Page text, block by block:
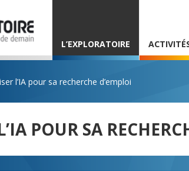
L’EXPLORATOIRE
l’IA pour sa recherche d’emploi
POUR SA